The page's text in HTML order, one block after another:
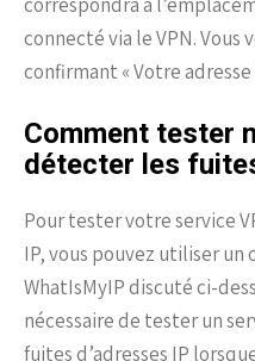
connecté via le VPN. Vous
confirmant « Votre adresse
Comment tester
détecter les
Pour tester votre service
IP, vous pouvez utiliser un
WhatIsMyIP discuté ci-
nécessaire de tester un
fuites d’adresses IP